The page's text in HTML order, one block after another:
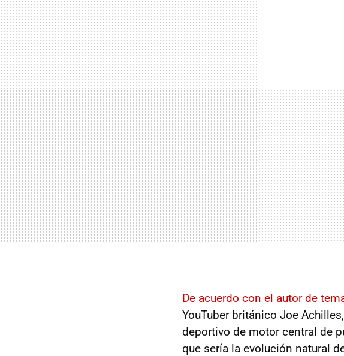
De acuerdo con el autor de
YouTuber británico Joe
deportivo de motor central de
que sería la evolución natural